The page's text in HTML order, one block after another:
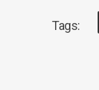
Tags: